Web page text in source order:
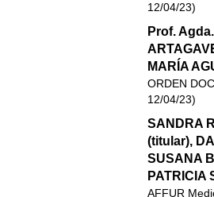
12/04/23)
Prof.
MARÍA
ORDEN
12/04/23)
SANDRA
(titular),
SUSANA
PATRICIA
AFFUR